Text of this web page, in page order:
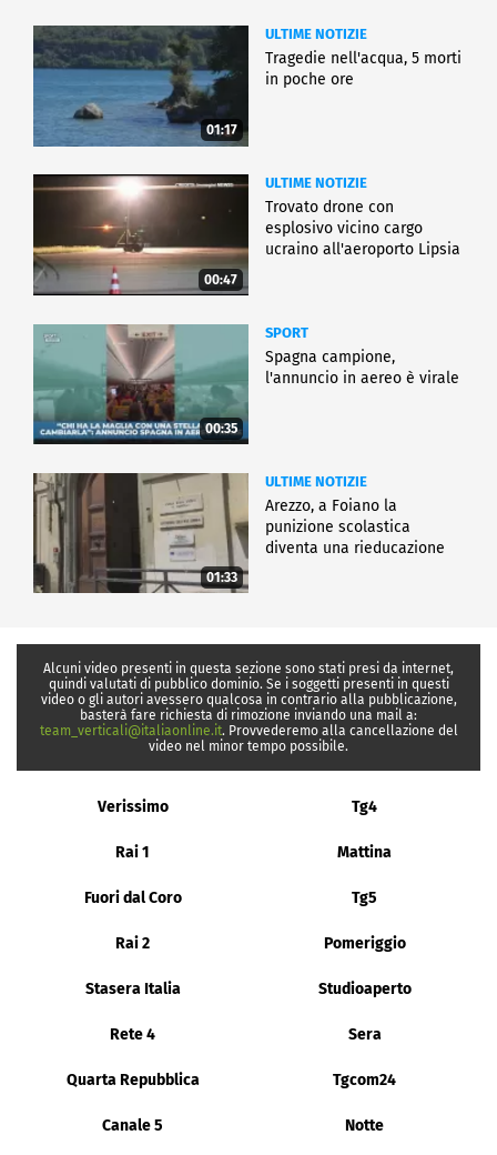
01:17
ULTIME NOTIZIE
Tragedie nell'acqua, 5 morti
in poche ore
00:47
ULTIME NOTIZIE
Trovato drone con
esplosivo vicino cargo
ucraino all'aeroporto Lipsia
00:35
SPORT
Spagna campione,
l'annuncio in aereo è virale
01:33
ULTIME NOTIZIE
Arezzo, a Foiano la
punizione scolastica
diventa una rieducazione
Alcuni video presenti in questa sezione sono stati presi da internet,
quindi valutati di pubblico dominio. Se i soggetti presenti in questi
video o gli autori avessero qualcosa in contrario alla pubblicazione,
basterà fare richiesta di rimozione inviando una mail a:
team_verticali@italiaonline.it. Provvederemo alla cancellazione del
video nel minor tempo possibile.
Verissimo Tg4
Rai 1 Mattina
Fuori dal Coro Tg5
Rai 2 Pomeriggio
Stasera Italia Studioaperto
Rete 4 Sera
Quarta Repubblica Tgcom24
Canale 5 Notte